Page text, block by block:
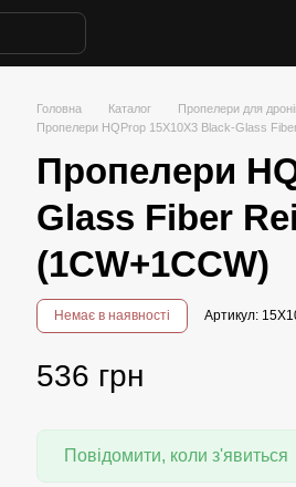
Головна Каталог Пропелери для
Пропелери HQProp 15X10X3 Black-Glass
Пропелери
Glass Fiber
(1CW+1CCW)
Немає в наявності Артикул:
536 грн
Повідомити, коли з'явиться